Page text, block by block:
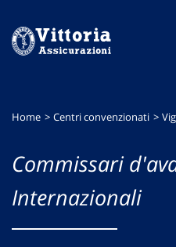
menu
contenuto
footer
Home Centri convenzionati
Commissari
Internazionali